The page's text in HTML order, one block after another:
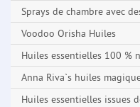
Sprays de chambre avec
Voodoo Orisha Huiles
Huiles essentielles 100 %
Anna Riva`s huiles
Huiles essentielles issues